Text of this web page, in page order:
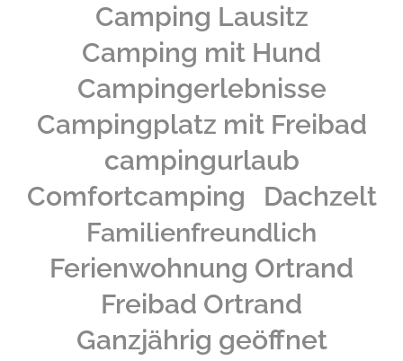
Camping Lausitz
Camping mit Hund
Campingerlebnisse
Campingplatz mit Freibad
campingurlaub
Comfortcamping
Dachzelt
Familienfreundlich
Ferienwohnung Ortrand
Freibad Ortrand
Ganzjährig geöffnet